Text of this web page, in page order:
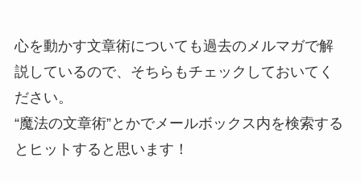
心を動かす文章術についても過去のメルマガで解
説しているので、そちらもチェックしておいてく
ださい。
“魔法の文章術”とかでメールボックス内を検索する
とヒットすると思います！